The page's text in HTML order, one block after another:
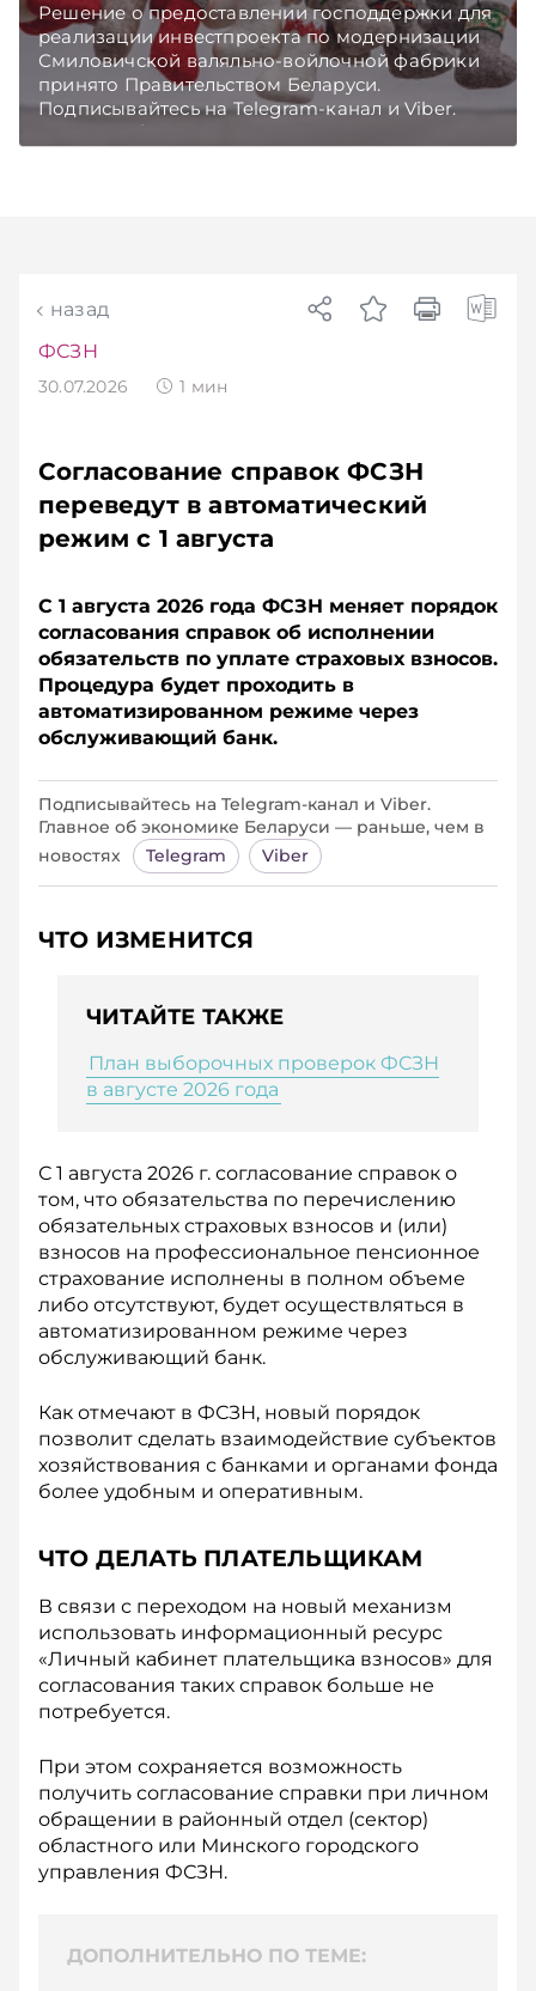
Решение о предоставлении господдержки для
реализации инвестпроекта по модернизации
Смиловичской валяльно-войлочной фабрики
принято Правительством Беларуси.
Подписывайтесь на Telegram‑канал и Viber.
Главное об экономике Беларуси — раньше,
назад
ФСЗН
30.07.2026 1 мин
Согласование справок ФСЗН
переведут в автоматический
режим с 1 августа
С 1 августа 2026 года ФСЗН меняет порядок
согласования справок об исполнении
обязательств по уплате страховых взносов.
Процедура будет проходить в
автоматизированном режиме через
обслуживающий банк.
Подписывайтесь на Telegram‑канал и Viber.
Главное об экономике Беларуси — раньше, чем в
новостях
Telegram Viber
ЧТО ИЗМЕНИТСЯ
ЧИТАЙТЕ ТАКЖЕ
План выборочных проверок ФСЗН
в августе 2026 года
С 1 августа 2026 г. согласование справок о
том, что обязательства по перечислению
обязательных страховых взносов и (или)
взносов на профессиональное пенсионное
страхование исполнены в полном объеме
либо отсутствуют, будет осуществляться в
автоматизированном режиме через
обслуживающий банк.
Как отмечают в ФСЗН, новый порядок
позволит сделать взаимодействие субъектов
хозяйствования с банками и органами фонда
более удобным и оперативным.
ЧТО ДЕЛАТЬ ПЛАТЕЛЬЩИКАМ
В связи с переходом на новый механизм
использовать информационный ресурс
«Личный кабинет плательщика взносов» для
согласования таких справок больше не
потребуется.
При этом сохраняется возможность
получить согласование справки при личном
обращении в районный отдел (сектор)
областного или Минского городского
управления ФСЗН.
ДОПОЛНИТЕЛЬНО ПО ТЕМЕ: